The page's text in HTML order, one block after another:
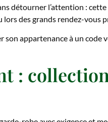
détourner l’attention :
des grands rendez-vous
appartenance à un code
: